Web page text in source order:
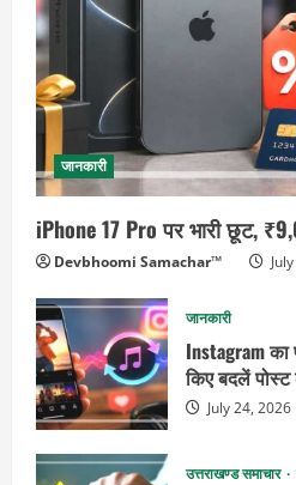
जानकारी
iPhone 17 Pro पर भारी छूट,
Devbhoomi Samachar™
जानकारी
Instagram का
किए बदलें
July 24, 2026
उत्तराखण्ड समाचार